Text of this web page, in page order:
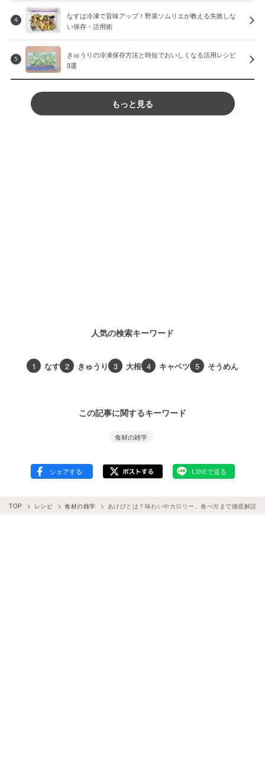
4
なすは冷凍で旨味アップ！野菜ソムリエが教える失敗しな
い保存・活用術
5
きゅうりの冷凍保存方法と時短でおいしくなる活用レシピ
3選
もっと見る
人気の検索キーワード
1 なす 2 きゅうり 3 大根 4 キャベツ 5 そうめん
この記事に関するキーワード
食材の雑学
TOP レシピ 食材の雑学 あけびとは？味わいやカロリー、食べ方まで徹底解説